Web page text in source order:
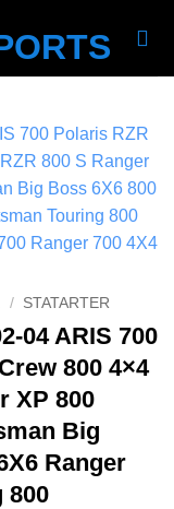
/ STATARTER
04 ARIS 700
800 4×4
XP 800
Big
Ranger
800